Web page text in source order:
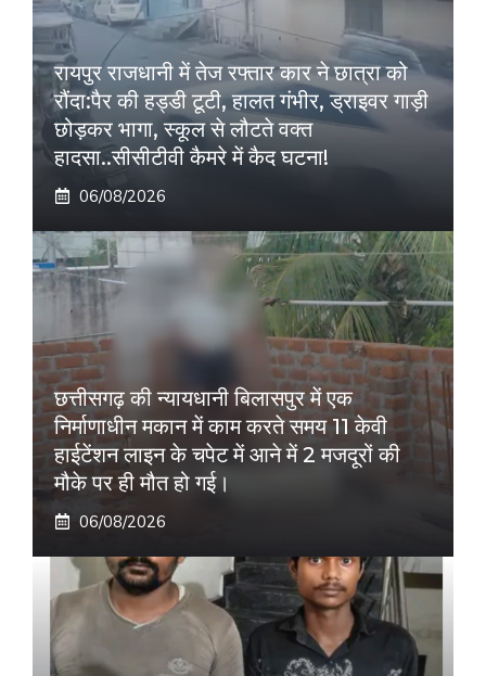
रायपुर राजधानी में तेज रफ्तार कार ने छात्रा को
रौंदा:पैर की हड्डी टूटी, हालत गंभीर, ड्राइवर गाड़ी
छोड़कर भागा, स्कूल से लौटते वक्त
हादसा..सीसीटीवी कैमरे में कैद घटना!
06/08/2026
छत्तीसगढ़ की न्यायधानी बिलासपुर में एक
निर्माणाधीन मकान में काम करते समय 11 केवी
हाईटेंशन लाइन के चपेट में आने में 2 मजदूरों की
मौके पर ही मौत हो गई।
06/08/2026